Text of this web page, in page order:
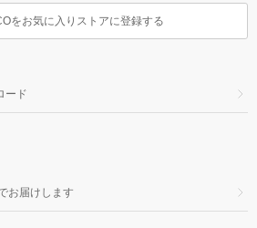
をお気に入りストアに登録する
ード
お届けします